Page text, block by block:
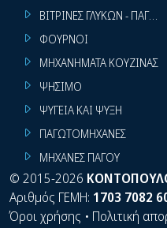
ΒΙΤΡΙΝΕΣ ΓΛΥΚΩΝ -
ΦΟΥΡΝΟΙ
ΜΗΧΑΝΗΜΑΤΑ ΚΟΥΖΙΝΑΣ
ΨΗΣΙΜΟ
ΨΥΓΕΙΑ ΚΑΙ ΨΥΞΗ
ΠΑΓΩΤΟΜΗΧΑΝΕΣ
ΜΗΧΑΝΕΣ ΠΑΓΟΥ
© 2015-2026
Αριθμός ΓΕΜΗ: 1703 7082
Όροι χρήσης • Πολιτική